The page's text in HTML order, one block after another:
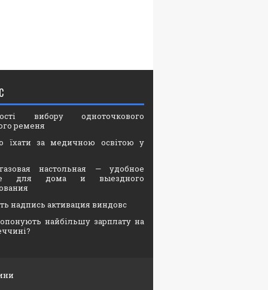
вибору одноточкового
ременя
їхати за медичною освітою у
настольная — удобное
для дома и выездного
надпись активация виндовс
найбільшу зарплату на